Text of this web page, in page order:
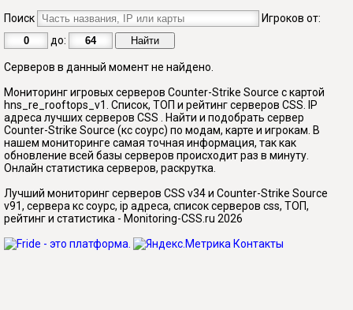
Поиск
Игроков от:
до:
Серверов в данный момент не найдено.
Мониторинг игровых серверов Counter-Strike Source с картой
hns_re_rooftops_v1. Список, ТОП и рейтинг серверов CSS. IP
адреса лучших серверов CSS . Найти и подобрать сервер
Counter-Strike Source (кс соурс) по модам, карте и игрокам. В
нашем мониторинге самая точная информация, так как
обновление всей базы серверов происходит раз в минуту.
Онлайн статистика серверов, раскрутка.
Лучший мониторинг серверов CSS v34 и Counter-Strike Source
v91, сервера кс соурс, ip адреса, список серверов css, ТОП,
рейтинг и статистика - Monitoring-CSS.ru 2026
Контакты